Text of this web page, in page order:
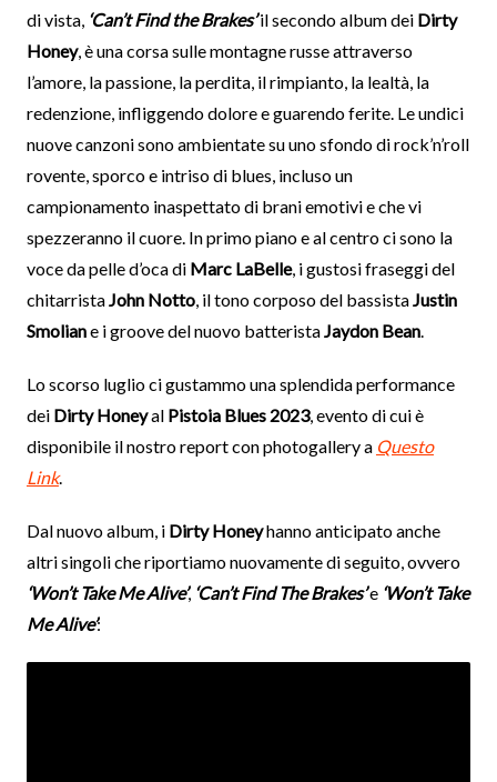
di vista, ‘Can’t Find the Brakes’il secondo album dei Dirty
Honey, è una corsa sulle montagne russe attraverso
l’amore, la passione, la perdita, il rimpianto, la lealtà, la
redenzione, infliggendo dolore e guarendo ferite. Le undici
nuove canzoni sono ambientate su uno sfondo di rock’n’roll
rovente, sporco e intriso di blues, incluso un
campionamento inaspettato di brani emotivi e che vi
spezzeranno il cuore. In primo piano e al centro ci sono la
voce da pelle d’oca di Marc LaBelle, i gustosi fraseggi del
chitarrista John Notto, il tono corposo del bassista Justin
Smoliane i groove del nuovo batterista Jaydon Bean.
Lo scorso luglio ci gustammo una splendida performance
dei Dirty Honeyal Pistoia Blues 2023, evento di cui è
disponibile il nostro report con photogallery a Questo
Link.
Dal nuovo album, i Dirty Honeyhanno anticipato anche
altri singoli che riportiamo nuovamente di seguito, ovvero
‘Won’t Take Me Alive’, ‘Can’t Find The Brakes’e ‘Won’t Take
Me Alive’: